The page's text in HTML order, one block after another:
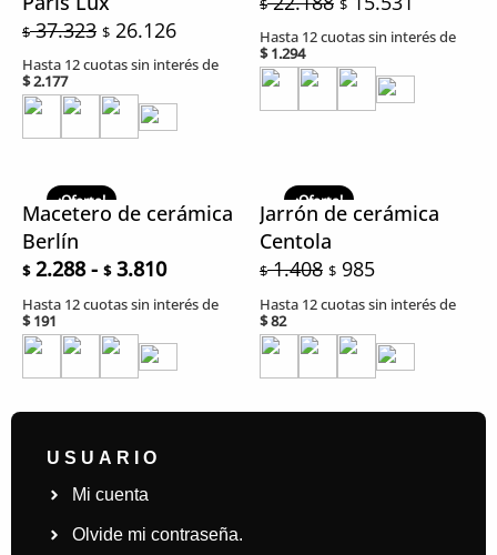
$37.323era:
$ 37.323.
$ 26.126
Hasta 12 cuotas sin interés de
$2.177
$
era:
$ 22.188.
$
$ 15.531.
Hasta 12 cuotas sin interés de
$1.294
¡Oferta!
Macetero de cerámica
Berlín
$2.288 - $3.810
de
precios:
desde
hasta
$ 3.810
Hasta 12 cuotas sin interés de
$191
¡Oferta!
Jarrón de cerámica
Centola
$1.408
precio
original
era:
$ 1.408.
$ 985
precio
actual
Hasta 12 cuotas sin interés de
$82
USUARIO
Mi cuenta
Olvide mi contraseña.